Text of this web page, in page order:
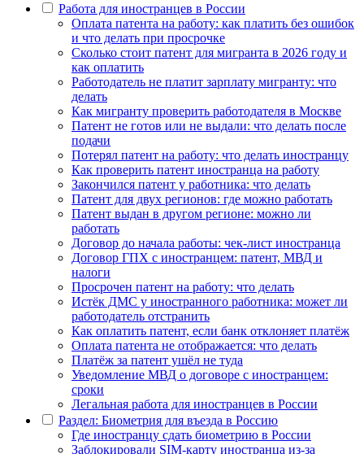
Работа для иностранцев в России
Оплата патента на работу: как платить без ошибок
и что делать при просрочке
Сколько стоит патент для мигранта в 2026 году и
как оплатить
Работодатель не платит зарплату мигранту: что
делать
Как мигранту проверить работодателя в Москве
Патент не готов или не выдали: что делать после
подачи
Потерял патент на работу: что делать иностранцу
Как проверить патент иностранца на работу
Закончился патент у работника: что делать
Патент для двух регионов: где можно работать
Патент выдан в другом регионе: можно ли
работать
Договор до начала работы: чек-лист иностранца
Договор ГПХ с иностранцем: патент, МВД и
налоги
Просрочен патент на работу: что делать
Истёк ДМС у иностранного работника: может ли
работодатель отстранить
Как оплатить патент, если банк отклоняет платёж
Оплата патента не отображается: что делать
Платёж за патент ушёл не туда
Уведомление МВД о договоре с иностранцем:
сроки
Легальная работа для иностранцев в России
Раздел: Биометрия для въезда в Россию
Где иностранцу сдать биометрию в России
Заблокировали SIM-карту иностранца из-за